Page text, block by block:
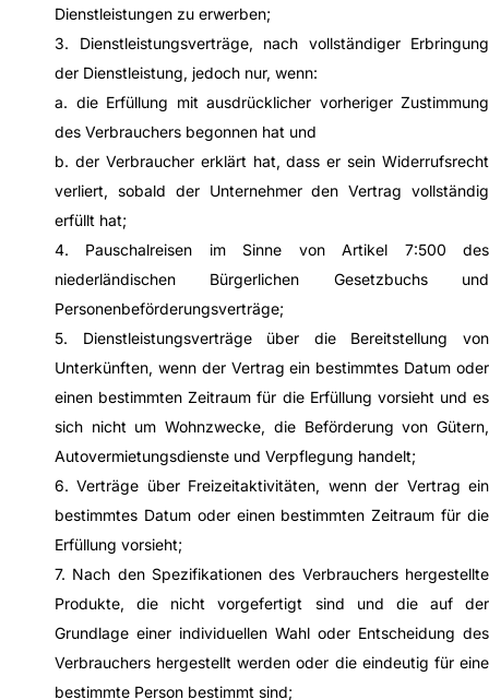
Dienstleistungen zu erwerben;
3. Dienstleistungsverträge, nach vollständiger Erbringung
der Dienstleistung, jedoch nur, wenn:
a. die Erfüllung mit ausdrücklicher vorheriger Zustimmung
des Verbrauchers begonnen hat und
b. der Verbraucher erklärt hat, dass er sein Widerrufsrecht
verliert, sobald der Unternehmer den Vertrag vollständig
erfüllt hat;
4. Pauschalreisen im Sinne von Artikel 7:500 des
niederländischen Bürgerlichen Gesetzbuchs und
Personenbeförderungsverträge;
5. Dienstleistungsverträge über die Bereitstellung von
Unterkünften, wenn der Vertrag ein bestimmtes Datum oder
einen bestimmten Zeitraum für die Erfüllung vorsieht und es
sich nicht um Wohnzwecke, die Beförderung von Gütern,
Autovermietungsdienste und Verpflegung handelt;
6. Verträge über Freizeitaktivitäten, wenn der Vertrag ein
bestimmtes Datum oder einen bestimmten Zeitraum für die
Erfüllung vorsieht;
7. Nach den Spezifikationen des Verbrauchers hergestellte
Produkte, die nicht vorgefertigt sind und die auf der
Grundlage einer individuellen Wahl oder Entscheidung des
Verbrauchers hergestellt werden oder die eindeutig für eine
bestimmte Person bestimmt sind;